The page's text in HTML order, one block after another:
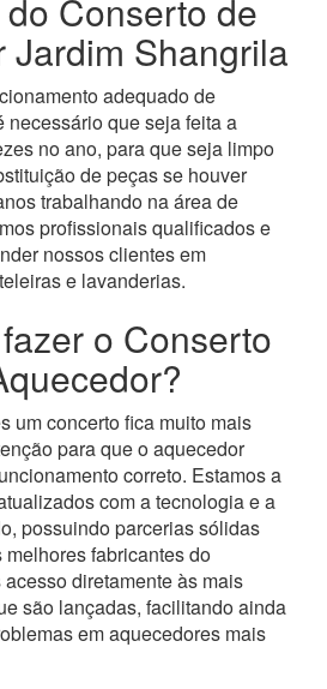
Conserto de
Jardim Shangrila
adequado de
necessário que seja feita a
no ano, para que seja limpo
de peças se houver
trabalhando na área de
profissionais qualificados e
nossos clientes em
e lavanderias.
o Conserto
um concerto fica muito mais
para que o aquecedor
correto. Estamos a
com a tecnologia e a
possuindo parcerias sólidas
fabricantes do
acesso diretamente às mais
são lançadas, facilitando ainda
em aquecedores mais